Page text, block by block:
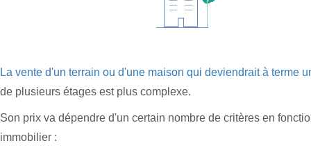
La vente d'un terrain ou d'une maison qui deviendrait à terme
de plusieurs étages est plus complexe.
Son prix va dépendre d'un certain nombre de critères en
immobilier :